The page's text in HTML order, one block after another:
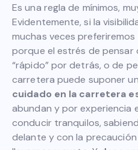
Es una regla de mínimos,
Evidentemente, si la
muchas veces
porque el estrés de pensar
“rápido” por detrás, o de
carretera puede suponer
cuidado en la carretera
abundan y por experiencia
conducir tranquilos,
delante y con la